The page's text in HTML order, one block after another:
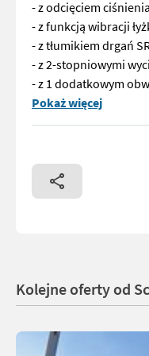
- z odcięciem
- z funkcją wibracji
- z tłumikiem drgań
- z 2-stopniowymi
- z 1 dodatkowym
Nr 73776 Ładowarka
Pokaż więcej
Kolejne oferty od